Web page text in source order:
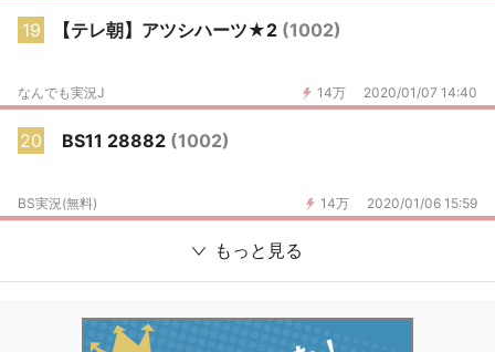
19 【テレ朝】アツシハーツ★2 (1002)
14万 2020/01/07 14:40
なんでも実況J
20 BS11 28882 (1002)
14万 2020/01/06 15:59
BS実況(無料)
もっと見る